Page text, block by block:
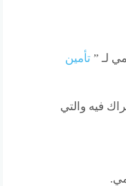
لـ ”تأمين
فيه والتي